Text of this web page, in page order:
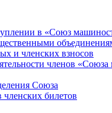
в «Союз
и членских взносов
членов
Союза
билетов